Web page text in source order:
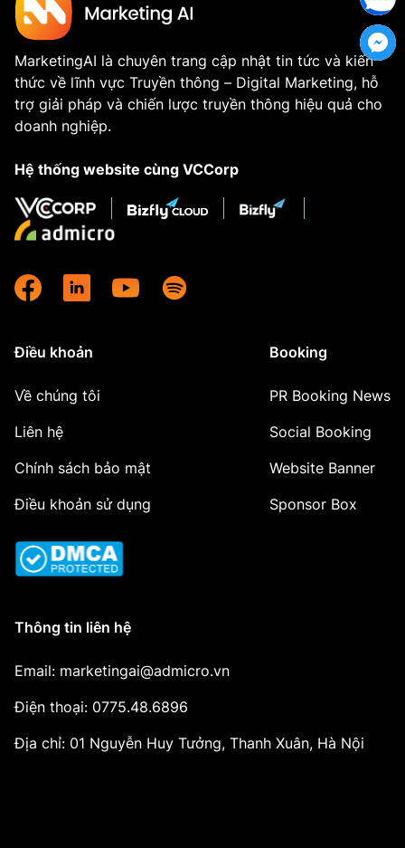
MarketingAI là chuyên trang cập nhật tin tức và kiến
thức về lĩnh vực Truyền thông – Digital Marketing, hỗ
trợ giải pháp và chiến lược truyền thông hiệu quả cho
doanh nghiệp.
Hệ thống website cùng VCCorp
Điều khoản
Về chúng tôi
Liên hệ
Chính sách bảo mật
Điều khoản sử dụng
Booking
PR Booking News
Social Booking
Website Banner
Sponsor Box
Thông tin liên hệ
Email: marketingai@admicro.vn
Điện thoại: 0775.48.6896
Địa chỉ: 01 Nguyễn Huy Tưởng, Thanh Xuân, Hà Nội